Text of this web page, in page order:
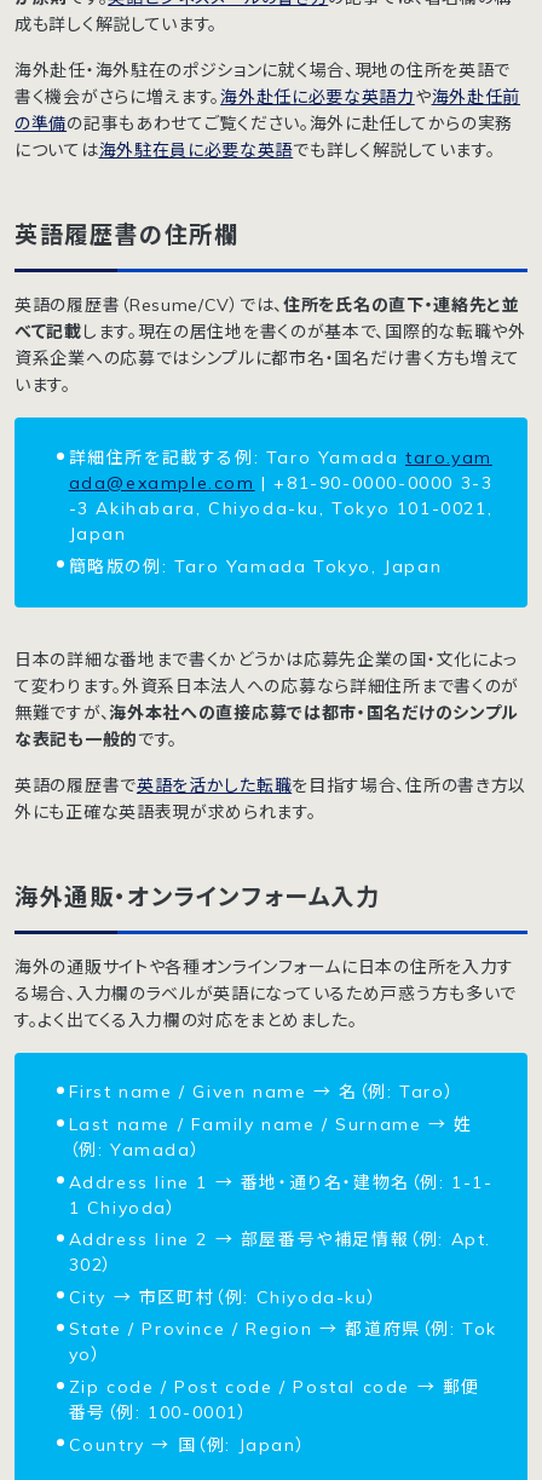
成も詳しく解説しています。
海外赴任・海外駐在のポジションに就く場合、現地の住所を英語で
書く機会がさらに増えます。海外赴任に必要な英語力や海外赴任前
の準備の記事もあわせてご覧ください。海外に赴任してからの実務
については海外駐在員に必要な英語でも詳しく解説しています。
英語履歴書の住所欄
英語の履歴書（Resume/CV）では、住所を氏名の直下・連絡先と並
べて記載します。現在の居住地を書くのが基本で、国際的な転職や外
資系企業への応募ではシンプルに都市名・国名だけ書く方も増えて
います。
詳細住所を記載する例: Taro Yamada taro.yam
ada@example.com | +81-90-0000-0000 3-3
-3 Akihabara, Chiyoda-ku, Tokyo 101-0021,
Japan
簡略版の例: Taro Yamada Tokyo, Japan
日本の詳細な番地まで書くかどうかは応募先企業の国・文化によっ
て変わります。外資系日本法人への応募なら詳細住所まで書くのが
無難ですが、海外本社への直接応募では都市・国名だけのシンプル
な表記も一般的です。
英語の履歴書で英語を活かした転職を目指す場合、住所の書き方以
外にも正確な英語表現が求められます。
海外通販・オンラインフォーム入力
海外の通販サイトや各種オンラインフォームに日本の住所を入力す
る場合、入力欄のラベルが英語になっているため戸惑う方も多いで
す。よく出てくる入力欄の対応をまとめました。
First name / Given name → 名（例: Taro）
Last name / Family name / Surname → 姓
（例: Yamada）
Address line 1 → 番地・通り名・建物名（例: 1-1-
1 Chiyoda）
Address line 2 → 部屋番号や補足情報（例: Apt.
302）
City → 市区町村（例: Chiyoda-ku）
State / Province / Region → 都道府県（例: Tok
yo）
Zip code / Post code / Postal code → 郵便
番号（例: 100-0001）
Country → 国（例: Japan）